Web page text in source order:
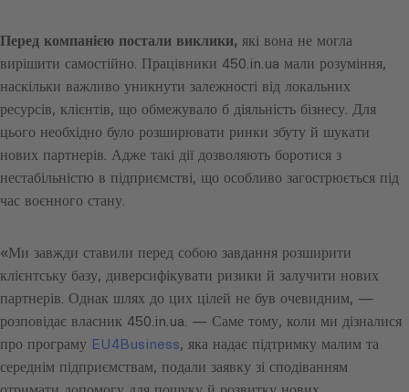
Перед компанією постали виклики, які вона не могла
вирішити самостійно. Працівники 450.in.ua мали розуміння,
наскільки важливо уникнути залежності від локальних
ресурсів, клієнтів, що обмежувало б діяльність бізнесу. Для
цього необхідно було розширювати ринки збуту й шукати
нових партнерів. Адже такі дії дозволяють боротися з
нестабільністю в підприємстві, що особливо загострюється під
час воєнного стану.
«Ми завжди ставили перед собою завдання розширити
клієнтську базу, диверсифікувати ризики й залучити нових
партнерів. Однак шлях до цих цілей не був очевидним, —
розповідає власник 450.in.ua. — Саме тому, коли ми дізналися
про програму EU4Business, яка надає підтримку малим та
середнім підприємствам, подали заявку зі сподіванням